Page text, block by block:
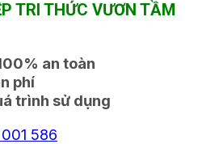
TRI THỨC VƯƠN TẦM
an toàn
phí
trình sử dụng
586